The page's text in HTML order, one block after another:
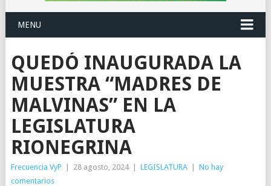
MENU
QUEDÓ INAUGURADA LA
MUESTRA “MADRES DE
MALVINAS” EN LA
LEGISLATURA
RIONEGRINA
Frecuencia VyP 28 agosto, 2024 LEGISLATURA
No hay
comentarios